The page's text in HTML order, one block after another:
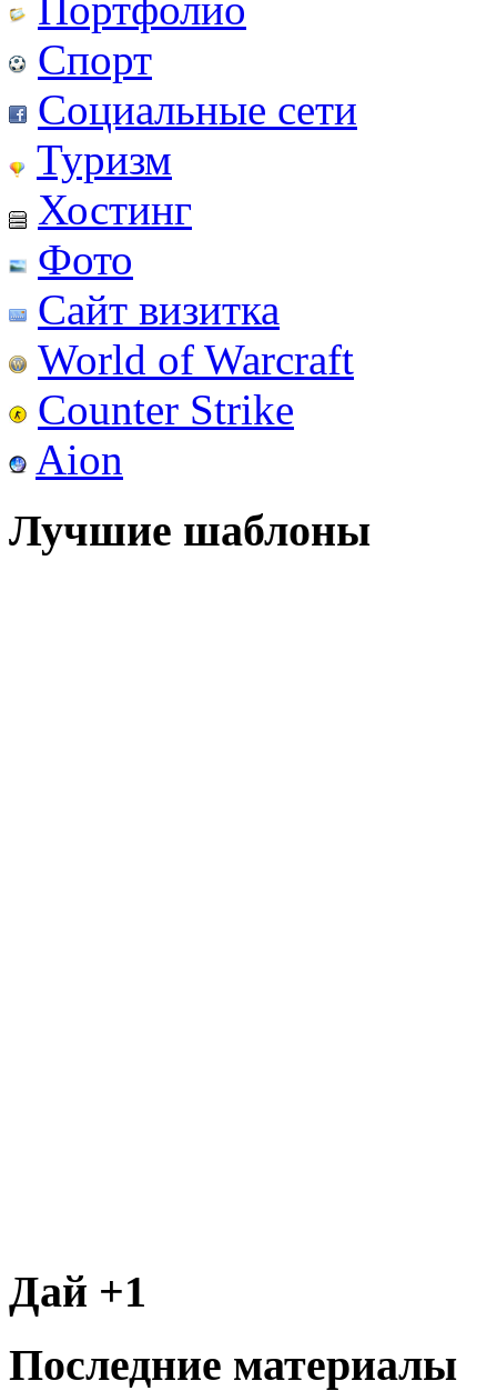
Спорт
Социальные сети
Туризм
Хостинг
Фото
Сайт визитка
World of Warcraft
Counter Strike
Aion
Лучшие шаблоны
Дай +1
Последние материалы